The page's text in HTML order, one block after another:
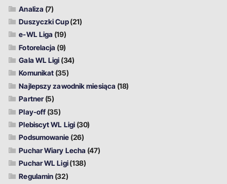
Analiza (7)
Duszyczki Cup(21)
e-WL Liga (19)
Fotorelacja (9)
Gala WL Ligi (34)
Komunikat (35)
Najlepszy zawodnik miesiąca (18)
Partner(5)
Play-off (35)
Plebiscyt WL Ligi (30)
Podsumowanie (26)
Puchar Wiary Lecha (47)
Puchar WL Ligi(138)
Regulamin (32)